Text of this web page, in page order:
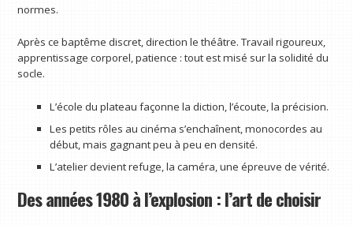
normes.
Après ce baptême discret, direction le théâtre. Travail rigoureux,
apprentissage corporel, patience : tout est misé sur la solidité du
socle.
L’école du plateau façonne la diction, l’écoute, la précision.
Les petits rôles au cinéma s’enchaînent, monocordes au
début, mais gagnant peu à peu en densité.
L’atelier devient refuge, la caméra, une épreuve de vérité.
Des années 1980 à l’explosion : l’art de choisir